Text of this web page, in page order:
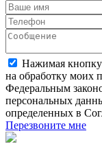
Нажимая кнопку
на обработку моих
Федеральным
персональных
определенных в
Перезвоните мне